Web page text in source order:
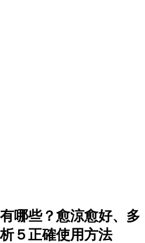
哪些？愈涼愈好、多
５正確使用方法